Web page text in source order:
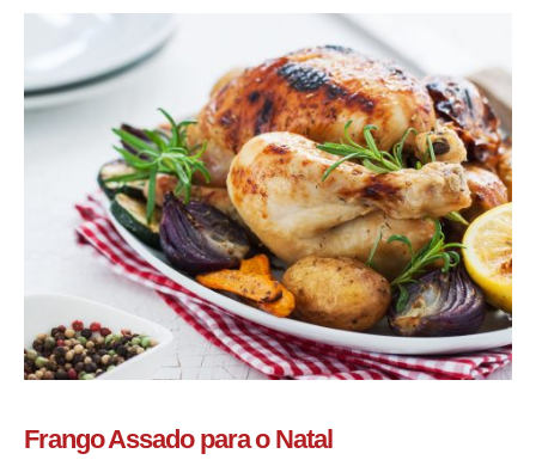
Frango Assado para o Natal